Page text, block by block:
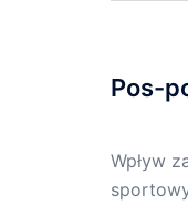
Pos-
Wpływ